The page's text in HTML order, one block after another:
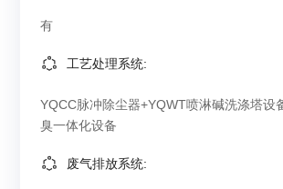
有
工艺处理系统:
YQCC脉冲除尘器+YQWT喷淋碱洗涤塔设
臭一体化设备
废气排放系统: